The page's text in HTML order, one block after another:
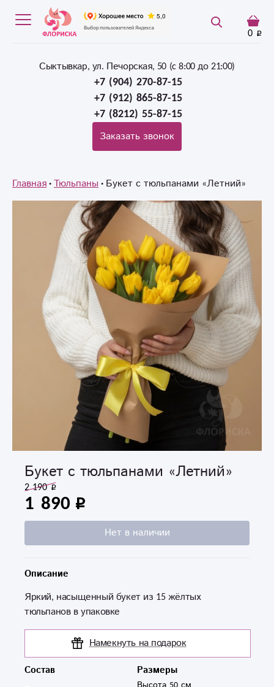
0
Сыктывкар, ул. Печорская, 50 (c 8:00 до 21:00)
+7 (904) 270-87-15
+7 (912) 865-87-15
+7 (8212) 55-87-15
Заказать звонок
Главная Тюльпаны Букет с тюльпанами «Летний»
Букет с тюльпанами «Летний»
1 890
2 190
Нет в наличии
Описание
Яркий, насыщенный букет из 15 жёлтых
тюльпанов в упаковке
Намекнуть на подарок
Состав Размеры